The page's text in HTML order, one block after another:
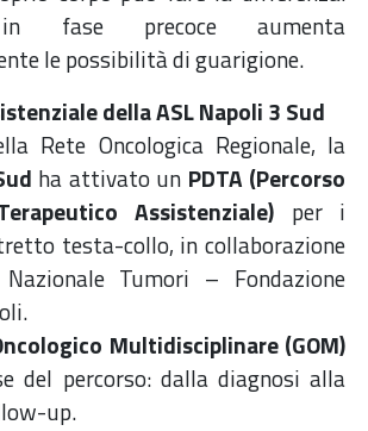
in fase precoce aumenta
le possibilità di guarigione.
della ASL Napoli 3 Sud
Rete Oncologica Regionale, la
ha attivato un PDTA (Percorso
Assistenziale) per i
testa-collo, in collaborazione
Tumori – Fondazione
Multidisciplinare (GOM)
del percorso: dalla diagnosi alla
up.